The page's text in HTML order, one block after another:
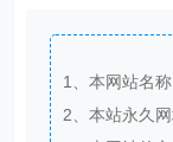
1、本网站名称
2、本站永久网